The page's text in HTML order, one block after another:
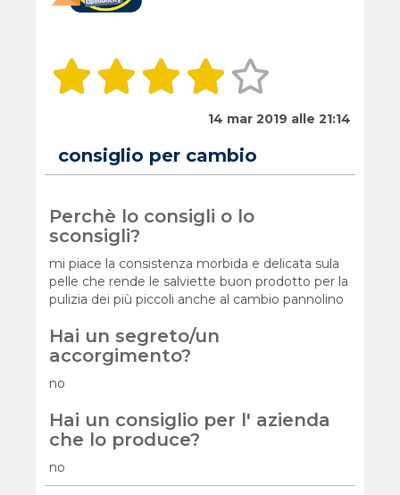
14 mar 2019 alle 21:14
consiglio per cambio
Perchè lo consigli o lo
sconsigli?
mi piace la consistenza morbida e delicata sula
pelle che rende le salviette buon prodotto per la
pulizia dei più piccoli anche al cambio pannolino
Hai un segreto/un
accorgimento?
no
Hai un consiglio per l' azienda
che lo produce?
no